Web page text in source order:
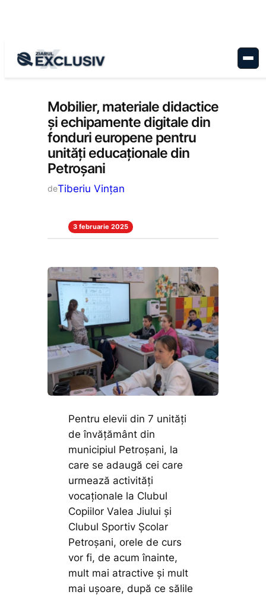
Administrație
Mobilier, materiale didactice
și echipamente digitale din
fonduri europene pentru
unități educaționale din
Petroșani
deTiberiu Vințan
3 februarie 2025
Pentru elevii din 7 unități
de învățământ din
municipiul Petroșani, la
care se adaugă cei care
urmează activități
vocaționale la Clubul
Copiilor Valea Jiului și
Clubul Sportiv Școlar
Petroșani, orele de curs
vor fi, de acum înainte,
mult mai atractive și mult
mai ușoare, după ce sălile